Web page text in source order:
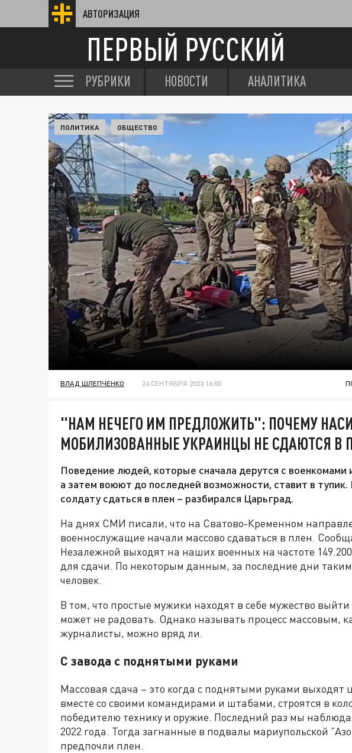
АВТОРИЗАЦИЯ
ПЕРВЫЙ РУССКИЙ
РУБРИКИ НОВОСТИ АНАЛИТИКА
ПОЛИТИКА ОБЩЕСТВО
ВЛАД ШЛЕПЧЕНКО 24 СЕНТЯБРЯ 2023 16:00
"НАМ НЕЧЕГО ИМ ПРЕДЛОЖИТЬ": ПОЧЕМУ
МОБИЛИЗОВАННЫЕ УКРАИНЦЫ НЕ СДАЮТСЯ В
Поведение людей, которые сначала дерутся с
а затем воюют до последней возможности, ставит в тупик.
солдату сдаться в плен – разбирался Царьград.
На днях СМИ писали, что на Сватово-Кременном
военнослужащие начали массово сдаваться в плен.
Незалежной выходят на наших военных на частоте
для сдачи. По некоторым данным, за последние дни
человек.
В том, что простые мужики находят в себе мужество
может не радовать. Однако называть процесс массовым,
журналисты, можно вряд ли.
С завода с поднятыми руками
Массовая сдача – это когда с поднятыми руками выходят
вместе со своими командирами и штабами, строятся в
победителю технику и оружие. Последний раз мы
2022 года. Тогда загнанные в подвалы мариупольской
предпочли плен.